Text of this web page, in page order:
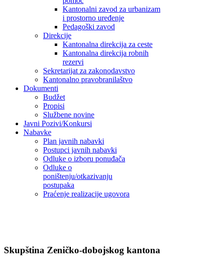
Kantonalni zavod za urbanizam
i prostorno uređenje
Pedagoški zavod
Direkcije
Kantonalna direkcija za ceste
Kantonalna direkcija robnih
rezervi
Sekretarijat za zakonodavstvo
Kantonalno pravobranilaštvo
Dokumenti
Budžet
Propisi
Službene novine
Javni Pozivi/Konkursi
Nabavke
Plan javnih nabavki
Postupci javnih nabavki
Odluke o izboru ponuđača
Odluke o
poništenju/otkazivanju
postupaka
Praćenje realizacije ugovora
Skupština Zeničko-dobojskog kantona